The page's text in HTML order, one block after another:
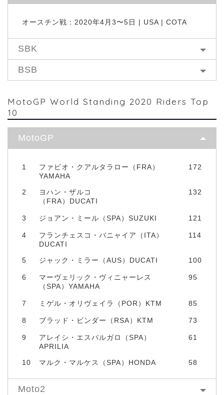
オースチン戦：2020年4月3〜5日 | USA | COTA
SBK
BSB
MotoGP World Standing 2020 Riders Top
10
MotoGP
1
ファビオ・クアルタラロー（FRA）
YAMAHA
172
2
ヨハン・ザルコ
（FRA）DUCATI
132
3 ジョアン・ミール（SPA）SUZUKI 121
4
フランチェスコ・バニャイア（ITA）
DUCATI
114
5 ジャック・ミラー（AUS）DUCATI 100
6
マーヴェリック・ヴィニャーレス
（SPA）YAMAHA
95
7 ミゲル・オリヴェイラ（POR）KTM 85
8 ブラッド・ビンダー（RSA）KTM 73
9
アレイシ・エスパルガロ（SPA）
APRILIA
61
10 マルク・マルケス（SPA）HONDA 58
Moto2